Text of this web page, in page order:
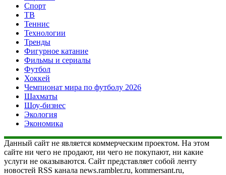
Спорт
ТВ
Теннис
Технологии
Тренды
Фигурное катание
Фильмы и сериалы
Футбол
Хоккей
Чемпионат мира по футболу 2026
Шахматы
Шоу-бизнес
Экология
Экономика
Данный сайт не является коммерческим проектом. На этом
сайте ни чего не продают, ни чего не покупают, ни какие
услуги не оказываются. Сайт представляет собой ленту
новостей RSS канала news.rambler.ru, kommersant.ru,